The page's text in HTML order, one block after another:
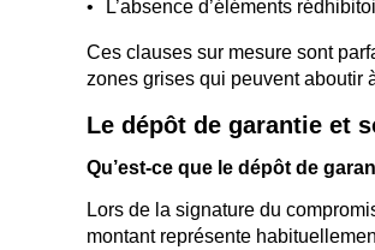
L’absence d’éléments
Ces clauses sur mesure sont
zones grises qui peuvent aboutir
Le dépôt de garantie et
Qu’est-ce que le dépôt de
Lors de la signature du
montant représente